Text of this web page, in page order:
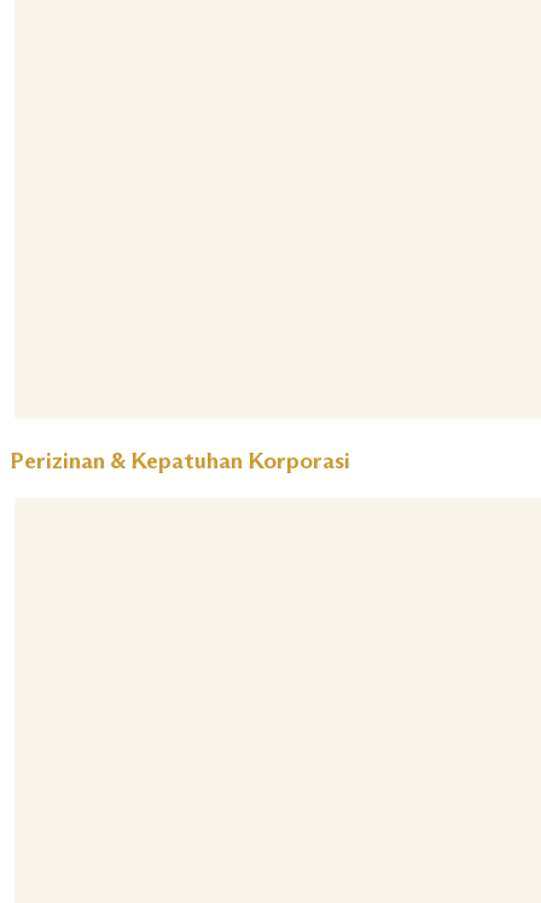
Perizinan & Kepatuhan Korporasi